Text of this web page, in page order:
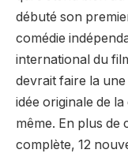
débuté son
comédie
international du
devrait faire la une
idée originale de
même. En plus de
complète, 12